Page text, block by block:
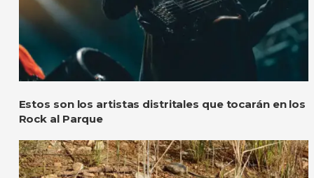
Estos son los artistas distritales que tocarán en los
Rock al Parque